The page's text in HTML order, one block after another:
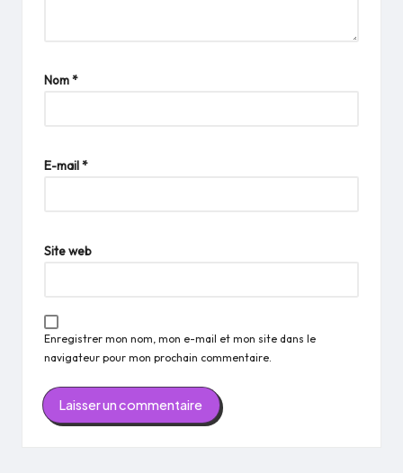
Nom*
E-mail*
Site web
Enregistrer mon nom, mon e-mail et mon site dans le
navigateur pour mon prochain commentaire.